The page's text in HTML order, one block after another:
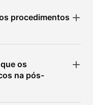
procedimentos
os
na pós-